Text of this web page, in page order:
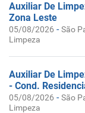
Auxiliar De
Zona Leste
05/08/2026 -São
Limpeza
Auxiliar De
- Cond.
05/08/2026 -São
Limpeza